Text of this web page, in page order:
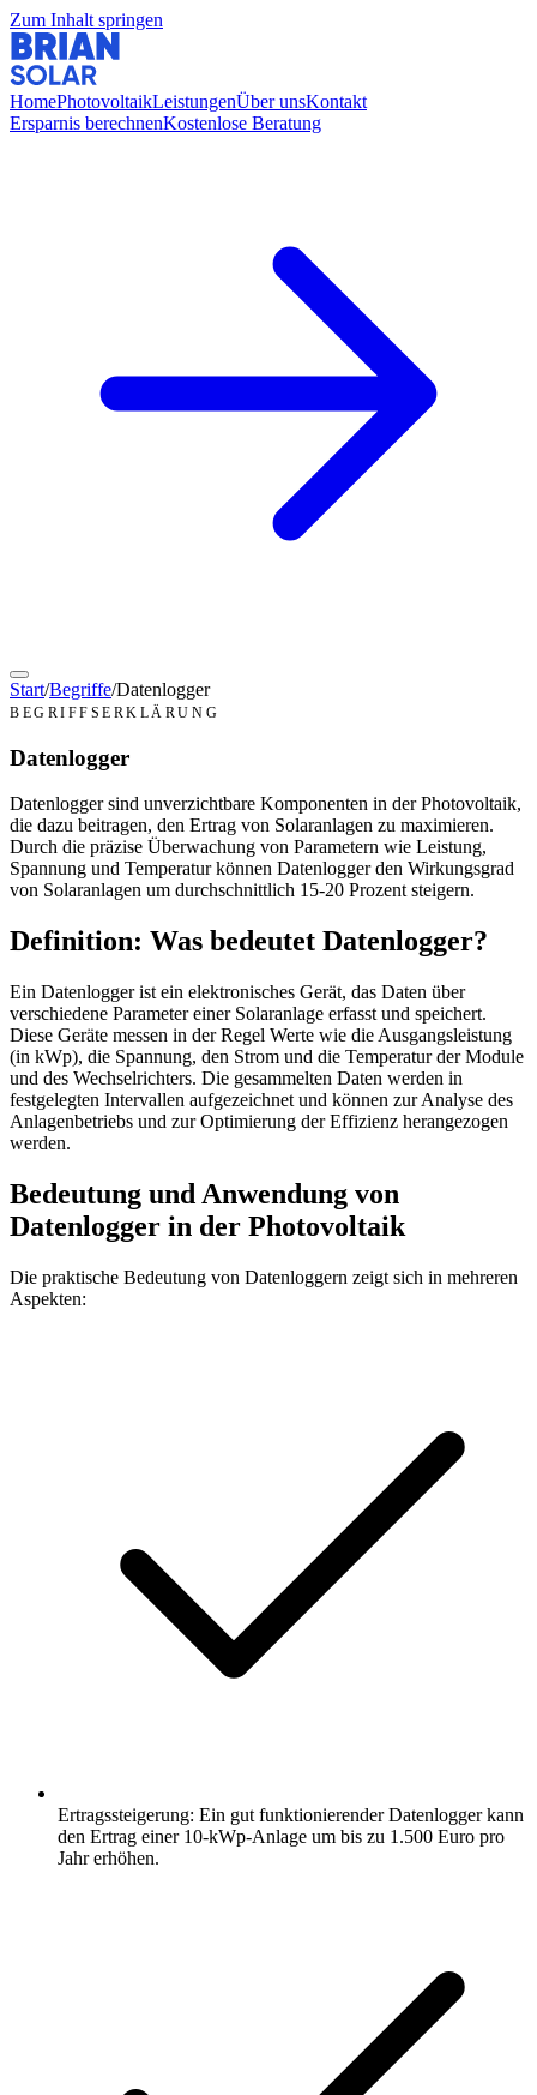
Zum Inhalt springen
HomePhotovoltaikLeistungenÜber unsKontakt
Ersparnis berechnenKostenlose Beratung
Start/Begriffe/Datenlogger
BEGRIFFSERKLÄRUNG
Datenlogger
Datenlogger sind unverzichtbare Komponenten in der Photovoltaik,
die dazu beitragen, den Ertrag von Solaranlagen zu maximieren.
Durch die präzise Überwachung von Parametern wie Leistung,
Spannung und Temperatur können Datenlogger den Wirkungsgrad
von Solaranlagen um durchschnittlich 15-20 Prozent steigern.
Definition: Was bedeutet Datenlogger?
Ein Datenlogger ist ein elektronisches Gerät, das Daten über
verschiedene Parameter einer Solaranlage erfasst und speichert.
Diese Geräte messen in der Regel Werte wie die Ausgangsleistung
(in kWp), die Spannung, den Strom und die Temperatur der Module
und des Wechselrichters. Die gesammelten Daten werden in
festgelegten Intervallen aufgezeichnet und können zur Analyse des
Anlagenbetriebs und zur Optimierung der Effizienz herangezogen
werden.
Bedeutung und Anwendung von
Datenlogger in der Photovoltaik
Die praktische Bedeutung von Datenloggern zeigt sich in mehreren
Aspekten:
Ertragssteigerung: Ein gut funktionierender Datenlogger kann
den Ertrag einer 10-kWp-Anlage um bis zu 1.500 Euro pro
Jahr erhöhen.